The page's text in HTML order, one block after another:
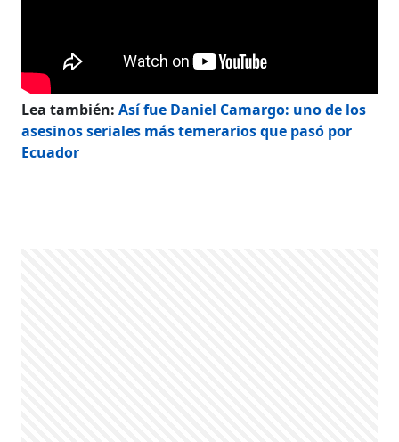
Lea también:Así fue Daniel Camargo: uno de los
asesinos seriales más temerarios que pasó por
Ecuador